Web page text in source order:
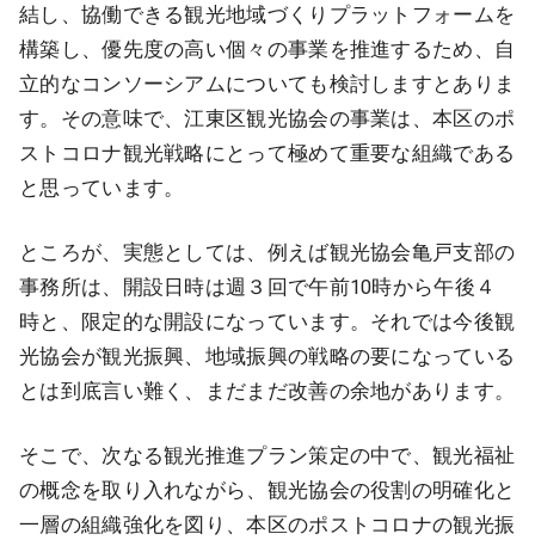
結し、協働できる観光地域づくりプラットフォームを
構築し、優先度の高い個々の事業を推進するため、自
立的なコンソーシアムについても検討しますとありま
す。その意味で、江東区観光協会の事業は、本区のポ
ストコロナ観光戦略にとって極めて重要な組織である
と思っています。
ところが、実態としては、例えば観光協会亀戸支部の
事務所は、開設日時は週３回で午前10時から午後４
時と、限定的な開設になっています。それでは今後観
光協会が観光振興、地域振興の戦略の要になっている
とは到底言い難く、まだまだ改善の余地があります。
そこで、次なる観光推進プラン策定の中で、観光福祉
の概念を取り入れながら、観光協会の役割の明確化と
一層の組織強化を図り、本区のポストコロナの観光振